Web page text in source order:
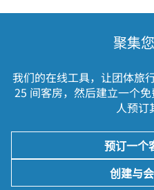
聚集
我们的在线工具，让团体旅
25 间客房，然后建立一个
人预订
预订一个
创建与